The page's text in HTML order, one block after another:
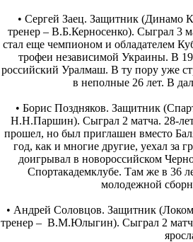
• Сергей Заец. Защитник (Динамо
тренер – В.Б.Керносенко). Сыграл 3
стал еще чемпионом и обладателем
трофеи независимой Украины. В
российский Уралмаш. В ту пору уже
в неполные 26 лет. В
• Борис Поздняков. Защитник
Н.Н.Паршин). Сыграл 2 матча. 28-
прошел, но был приглашен вместо
год, как и многие другие, уехал за
доигрывал в новороссийском
Спортакадемклубе. Там же в 36
молодежной
• Андрей Соловцов. Защитник
тренер – В.М.Юлыгин). Сыграл 2